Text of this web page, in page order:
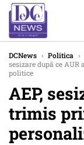
DCNews › Politica ›
sesizare după ce
politice
AEP,
trimis